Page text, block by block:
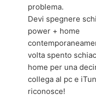
problema.
Devi spegnere
power + home
volta spento
home per una
collega al pc e
riconosce!